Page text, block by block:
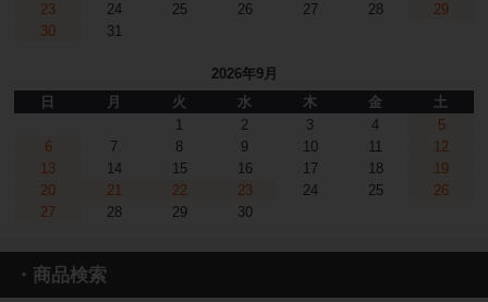
23
24 25 26 27 28
29
30
31
2026年9月
日
月 火 水 木 金
土
1
2 3 4
5
6
7 8 9 10 11
12
13
14 15 16 17 18
19
20
21 22 23 24 25
26
27
28 29 30
・商品検索